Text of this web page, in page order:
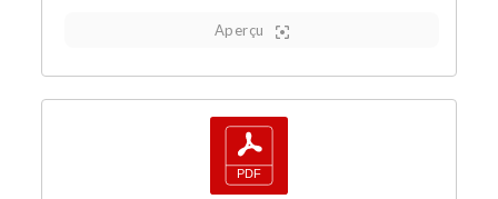
Aperçu